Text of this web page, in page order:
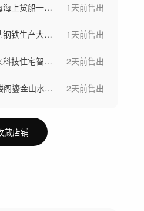
港口海港远洋货轮出海海上货船一带一路 1天前售出
炼钢钢厂钢材冶炼工艺钢铁生产大型工厂航拍 1天前售出
智能家居智能生活未来科技住宅智慧社区 2天前售出
8k宽屏国潮古风仙境楼阁鎏金山水仙鹤背景 2天前售出
藏店铺